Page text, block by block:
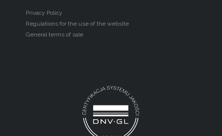
Privacy Policy
Regulations for the use of the website
General terms of sale